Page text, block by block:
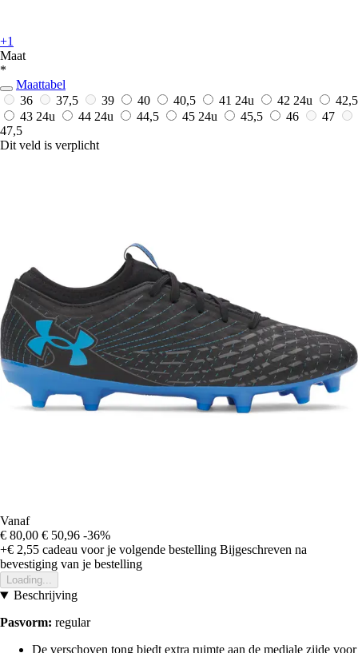
+1
Maat
*
Maattabel
36
37,5 39 40 40,5 41 24u 42 24u
42,5
43 24u 44 24u 44,5 45 24u 45,5 46
47
47,5
Dit veld is verplicht
Vanaf
€ 80,00 € 50,96 -36%
+€ 2,55 cadeau voor je volgende bestelling Bijgeschreven na
bevestiging van je bestelling
Loading...
Beschrijving
Pasvorm: regular
De verschoven tong biedt extra ruimte aan de mediale zijde voor